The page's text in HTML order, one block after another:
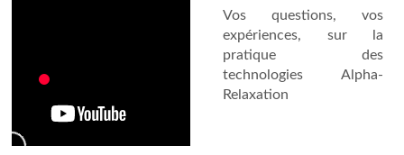
Vos questions, vos
expériences, sur la
pratique des
technologies Alpha-
Relaxation